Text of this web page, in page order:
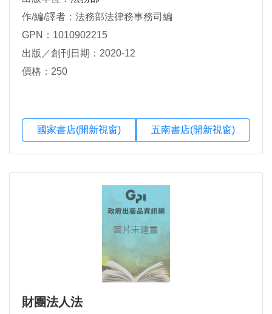
作/編/譯者：法務部法律務事務司編
GPN：1010902215
出版／創刊日期：2020-12
價格：250
國家書店(開新視窗) 五南書店(開新視窗)
財團法人法